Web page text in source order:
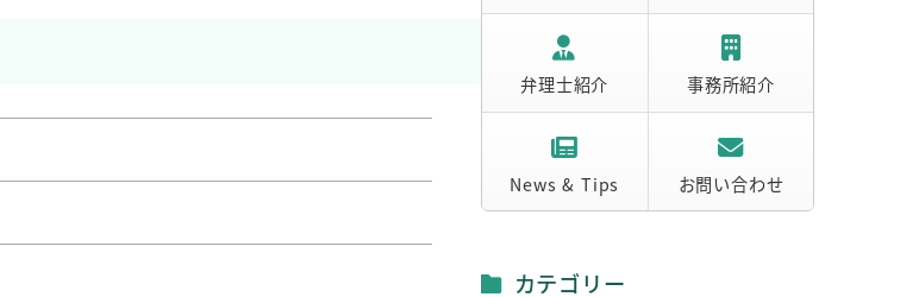
弁理士紹介 事務所紹介
News & Tips お問い合わせ
カテゴリー